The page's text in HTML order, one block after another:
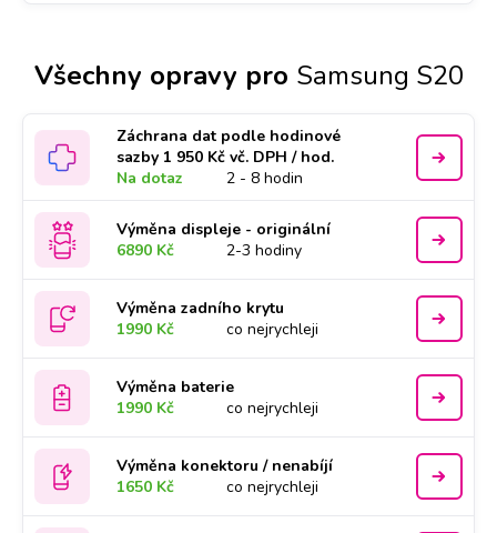
Všechny opravy pro Samsung S20
Záchrana dat podle hodinové
sazby 1 950 Kč vč. DPH / hod.
Na dotaz
2 - 8 hodin
Výměna displeje - originální
6890 Kč
2-3 hodiny
Výměna zadního krytu
1990 Kč
co nejrychleji
Výměna baterie
1990 Kč
co nejrychleji
Výměna konektoru / nenabíjí
1650 Kč
co nejrychleji